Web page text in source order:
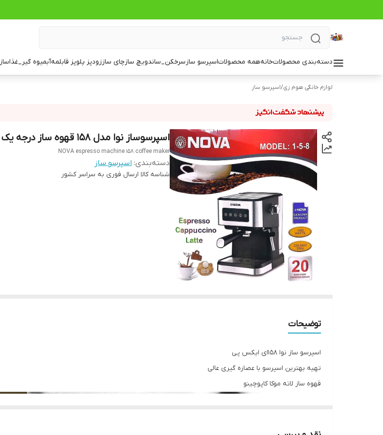
دسته‌بندی محصولاتخانههمه محصولاتاسپرسو سازسرخکن_ساندویچ سازچای ساززودپز پلوپز قابلمهآبمیوه گیر_غذاساز
لوازم خانگی هوم زی/اسپرسو ساز
اسپرسوساز نوا مدل 158 قهوه ساز درجه یک 20 بار * اصلی*
NOVA espresso machine 158 coffee maker
دسته‌بندی: اسپرسو ساز
شناسه کالا ارسال فوری به سراسر کشور
توضیحات
اسپرسو ساز نوا 158ای ایکس پی
تهیه بهترین اسپرسو با عصاره گیری عالی
قهوه ساز لاته موکا کاپوچینو